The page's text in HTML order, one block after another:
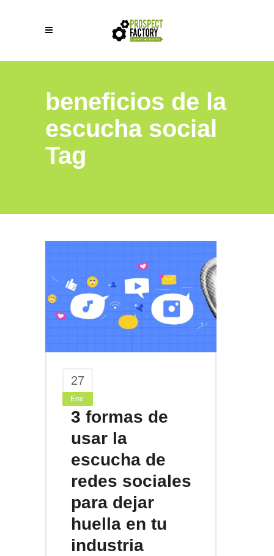
beneficios de la
escucha social
Tag
27
Ene
3 formas de
usar la
escucha de
redes sociales
para dejar
huella en tu
industria